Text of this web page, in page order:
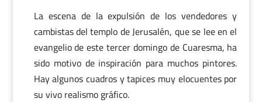
La escena de la expulsión de los vendedores y
cambistas del templo de Jerusalén, que se lee en el
evangelio de este tercer domingo de Cuaresma, ha
sido motivo de inspiración para muchos pintores.
Hay algunos cuadros y tapices muy elocuentes por
su vivo realismo gráfico.